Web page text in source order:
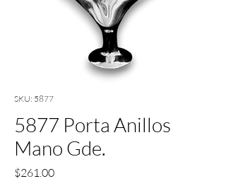
SKU: 5877
5877 Porta Anillos
Mano Gde.
$261.00Precio